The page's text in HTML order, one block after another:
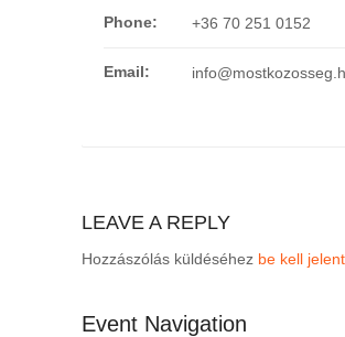
Phone: +36 70 251 0152
Email:
LEAVE A REPLY
Hozzászólás küldéséhez be kell
Event Navigation